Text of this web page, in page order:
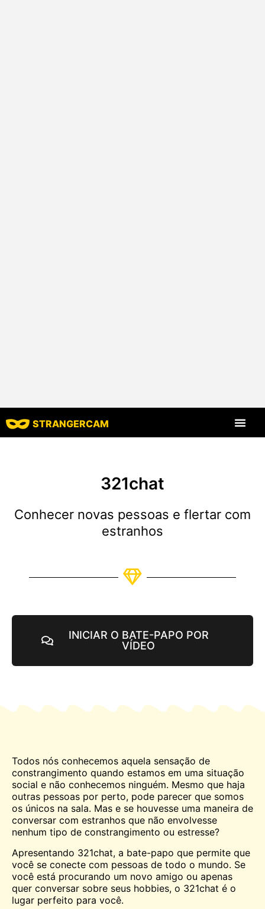
STRANGERCAM
321chat
Conhecer novas pessoas e flertar com
estranhos
INICIAR O BATE-PAPO POR
VÍDEO
Todos nós conhecemos aquela sensação de
constrangimento quando estamos em uma situação
social e não conhecemos ninguém. Mesmo que haja
outras pessoas por perto, pode parecer que somos
os únicos na sala. Mas e se houvesse uma maneira de
conversar com estranhos que não envolvesse
nenhum tipo de constrangimento ou estresse?
Apresentando 321chat, a bate-papo que permite que
você se conecte com pessoas de todo o mundo. Se
você está procurando um novo amigo ou apenas
quer conversar sobre seus hobbies, o 321chat é o
lugar perfeito para você.